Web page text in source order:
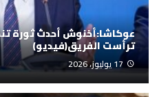
عوكاشا:أخنوش أحدث ثورة
ترأست الفريق(فيديو)
17 يوليوز، 2026